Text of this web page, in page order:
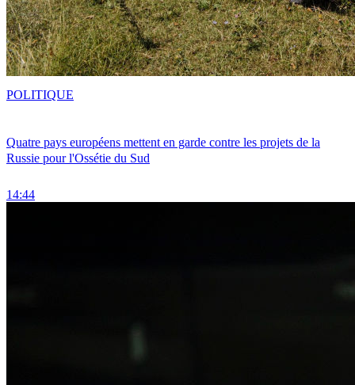
Quatre pays européens mettent en garde contre les projets de la
Russie pour l'Ossétie du Sud
14:44
POLITIQUE